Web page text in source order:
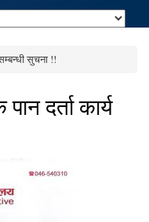
सुचना !!
दर्ता कार्य